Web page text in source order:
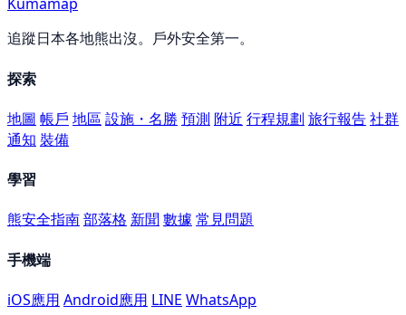
追蹤日本各地熊出沒。戶外安全第一。
探索
地圖 帳戶 地區 設施・名勝 預測 附近 行程規劃 旅行報告社群
通知 裝備
學習
熊安全指南部落格 新聞數據 常見問題
手機端
iOS應用 Android應用 LINE WhatsApp